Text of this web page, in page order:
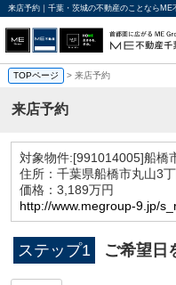
来店予約｜千葉・茨城の不動産のことならME
TOPページ > 来店予約
来店予約
対象物件:[991014005]船橋
住所：千葉県船橋市丸山3丁
価格：3,189万円
http://www.megroup-9.jp/
ステップ1 ご希望日